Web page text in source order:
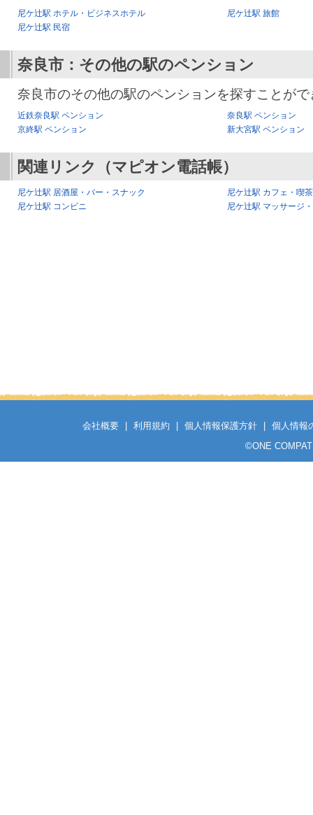
尼ケ辻駅 ホテル・ビジネスホテル
尼ケ辻駅 旅館
尼ケ辻駅 民宿
奈良市：その他の駅のペンション
奈良市のその他の駅のペンションを探すことが
近鉄奈良駅 ペンション
奈良駅 ペンション
京終駅 ペンション
新大宮駅 ペンション
関連リンク（マピオン電話帳）
尼ケ辻駅 居酒屋・バー・スナック
尼ケ辻駅 カフェ・喫
尼ケ辻駅 コンビニ
尼ケ辻駅 マッサージ
会社概要 利用規約 個人情報保護方針
個人情報
©ONE